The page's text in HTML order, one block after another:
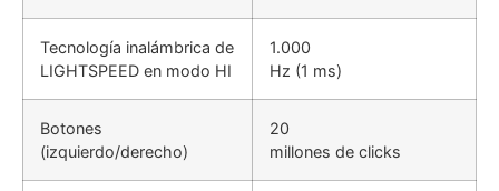
Tecnología inalámbrica de
LIGHTSPEED en modo HI
1.000
Hz (1 ms)
Botones
(izquierdo/derecho)
20
millones de clicks